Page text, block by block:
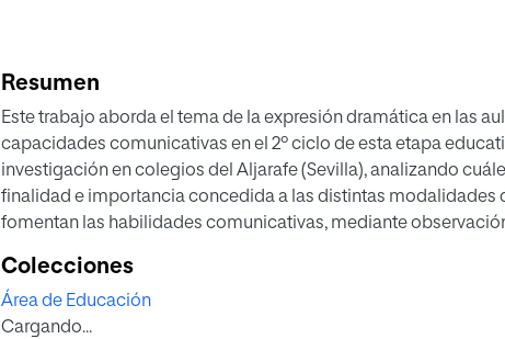
Resumen
Este trabajo aborda el tema de la expresión dramática en las
capacidades comunicativas en el 2º ciclo de esta etapa
investigación en colegios del Aljarafe (Sevilla), analizando
finalidad e importancia concedida a las distintas modalidades
fomentan las habilidades comunicativas, mediante
comunicativas en niños de 3 a 6 años, empleando como
proponen actividades y experiencias basadas en la palabra y
posible enriquecer el panorama de la expresión dramática en
Colecciones
Área de Educación
Cargando...